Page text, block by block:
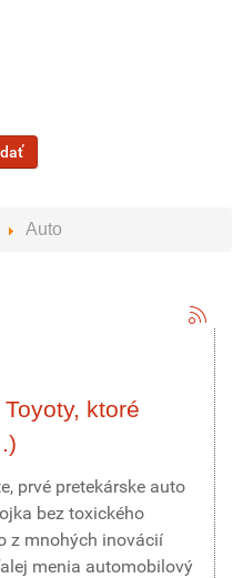
Auto
ktoré
prvé pretekárske auto
bez toxického
z mnohých inovácií
menia automobilový